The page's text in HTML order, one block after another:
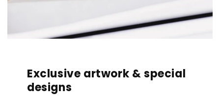
Exclusive artwork & special
designs